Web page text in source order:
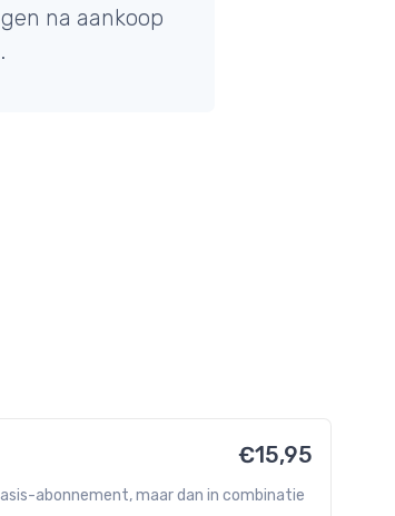
na aankoop
€15,95
abonnement, maar dan in combinatie